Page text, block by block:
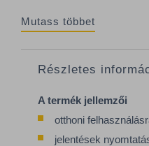
Mutass többet
Részletes
A termék jellemzői
otthoni
jelentések